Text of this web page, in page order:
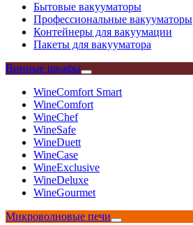
Бытовые вакууматоры
Профессиональные вакууматоры
Контейнеры для вакуумации
Пакеты для вакууматора
Винные шкафы
WineComfort Smart
WineComfort
WineChef
WineSafe
WineDuett
WineCase
WineExclusive
WineDeluxe
WineGourmet
Микроволновые печи